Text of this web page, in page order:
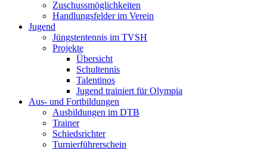
Zuschussmöglichkeiten
Handlungsfelder im Verein
Jugend
Jüngstentennis im TVSH
Projekte
Übersicht
Schultennis
Talentinos
Jugend trainiert für Olympia
Aus- und Fortbildungen
Ausbildungen im DTB
Trainer
Schiedsrichter
Turnierführerschein